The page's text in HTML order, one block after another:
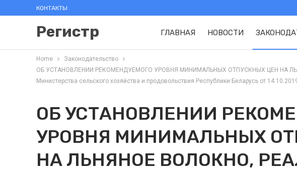
КОНТАКТЫ
Регистр ГЛАВНАЯ НОВОСТИ
Home
Законодательство
ОБ УСТАНОВЛЕНИИ РЕКОМЕНДУЕМОГО УРОВНЯ МИНИМАЛЬНЫХ ОТПУСКНЫХ ЦЕН НА
Министерства сельского хозяйства и продовольствия Республики Беларусь от
ОБ УСТАНОВЛЕНИИ
УРОВНЯ МИНИМАЛЬНЫХ
НА ЛЬНЯНОЕ ВОЛОКНО,